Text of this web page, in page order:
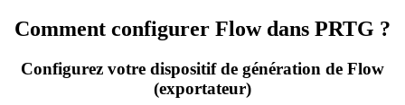
Comment configurer Flow dans PRTG ?
Configurez votre dispositif de génération de Flow
(exportateur)